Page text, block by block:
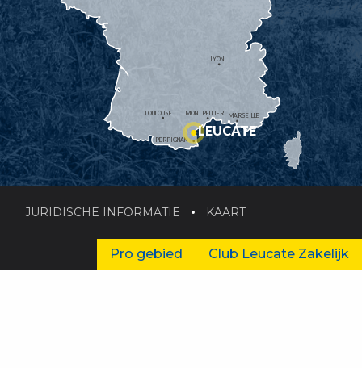
MONTPELLIER
PERPIGNAN
MARSEILLE
TOULOUSE
LYON
LEUCATE
JURIDISCHE INFORMATIE KAART
Pro gebied Club Leucate Zakelijk